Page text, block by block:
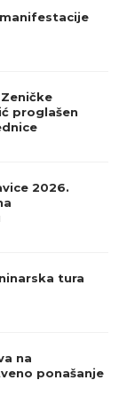
proglašen
2026.
tura
na
ponašanje